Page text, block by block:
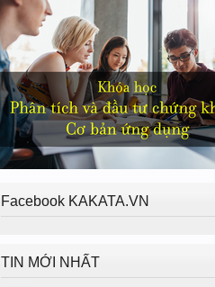
Facebook KAKATA.VN
TIN MỚI NHẤT